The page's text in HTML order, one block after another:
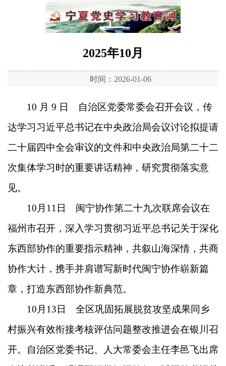
2025年10月
时间：2026-01-06
10 月 9 日 自治区党委常委会召开会议，传
达学习习近平总书记在中央政治局会议讨论拟提请
二十届四中全会审议的文件和中央政治局第二十二
次集体学习时的重要讲话精神，研究贯彻落实意
见。
10月11日 闽宁协作第二十九次联席会议在
福州市召开，深入学习贯彻习近平总书记关于深化
东西部协作的重要指示精神，共叙山海深情，共商
协作大计，携手并肩谱写新时代闽宁协作崭新篇
章，打造东西部协作新典范。
10月13日 全区巩固拓展脱贫攻坚成果同乡
村振兴有效衔接考核评估问题整改推进会在银川召
开。自治区党委书记、人大常委会主任李邑飞出席